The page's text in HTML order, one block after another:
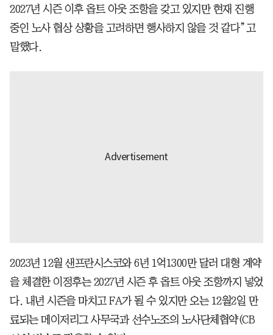
2027년 시즌 이후 옵트 아웃 조항을 갖고 있지만 현재 진행
중인 노사 협상 상황을 고려하면 행사하지 않을 것 같다”고
말했다.
2023년 12월 샌프란시스코와 6년 1억1300만 달러 대형 계약
을 체결한 이정후는 2027년 시즌 후 옵트 아웃 조항까지 넣었
다. 내년 시즌을 마치고 FA가 될 수 있지만 오는 12월2일 만
료되는 메이저리그 사무국과 선수노조의 노사단체협약(CB